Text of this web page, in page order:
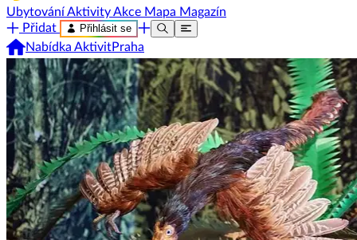
UbytováníAktivityAkce Mapa Magazín
Přidat
Přihlásit se
Nabídka AktivitPraha